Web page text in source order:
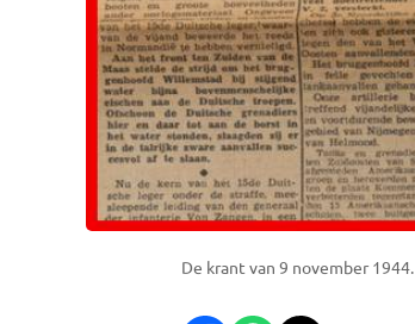
De krant van 9 november 1944.